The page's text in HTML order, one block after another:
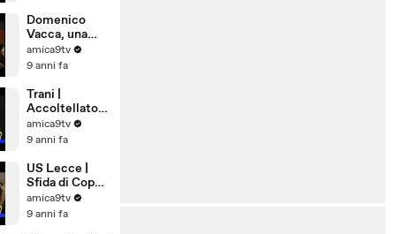
Domenico
Vacca, una
storia tutta
pugliese
amica9tv
9 anni fa
Trani |
Accoltellato
28enne in Via
Ognissanti
amica9tv
9 anni fa
US Lecce |
Sfida di Coppa
a Pordenone
amica9tv
9 anni fa